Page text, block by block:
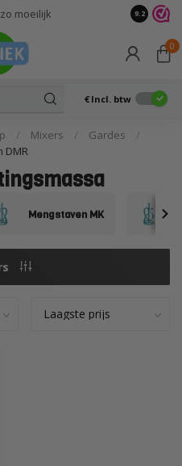
moeilijk 9.2
0
€ Incl. btw
/ Mixers / Gardes
/
DMR
Mengstaven MK